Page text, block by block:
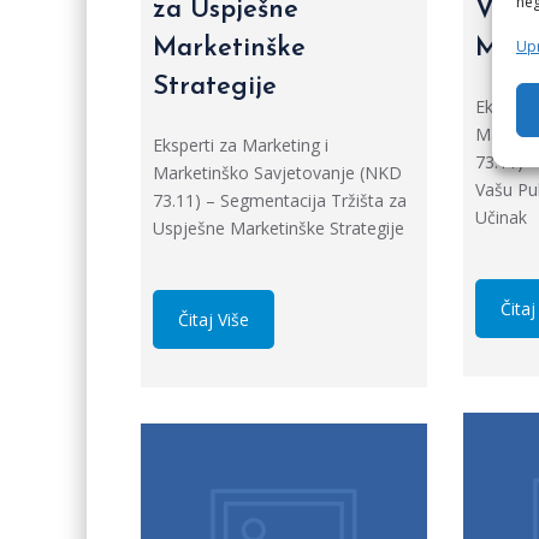
za Uspješne
Marketinške
Strategije
Eksperti za Marketing i
Marketinško Savjetovanje (NKD
73.11) – Segmentacija Tržišta za
Uspješne Marketinške Strategije
Čitaj Više
73.11)
Vašu
Učinak
Čitaj